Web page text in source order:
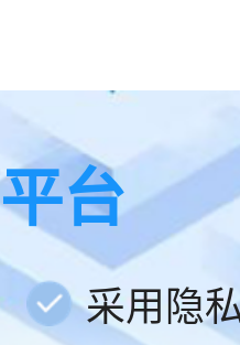
台
采用隐